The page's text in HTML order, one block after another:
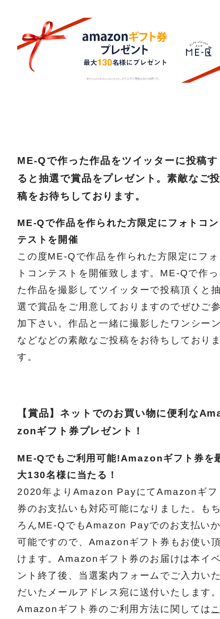
ME-Qで作った作品をツイッターに投稿す
ると抽選で賞品をプレゼント。素敵なご
稿をお待ちしております。
ME-Qで作品を作られた方限定にフォトコン
テストを開催
この度ME-Qで作品を作られた方限定にフォ
トコンテストを開催致します。ME-Qで作っ
た作品を撮影してツイッターで投稿頂くと
選で賞品をご用意しておりますのでぜひご
加下さい。作品と一緒に撮影したワンシー
などなどの素敵なご投稿をお待ちしており
す。
【賞品】ネットでのお買い物に便利な
zonギフト券プレゼント！
ME-Qでもご利用可能!Amazonギフト券を
大130名様に当たる！
2020年よりAmazon PayにてAmazonギフ
券のお支払いも対応可能になりました。も
ろんME-QでもAmazon Payでのお支払い
可能ですので、Amazonギフト券もお使い
けます。Amazonギフト券のお届けは本イ
ント終了後、当選案内フォームでご入力い
だいたメールアドレス宛に送付いたします
Amazonギフト券のご利用方法に関しては こ